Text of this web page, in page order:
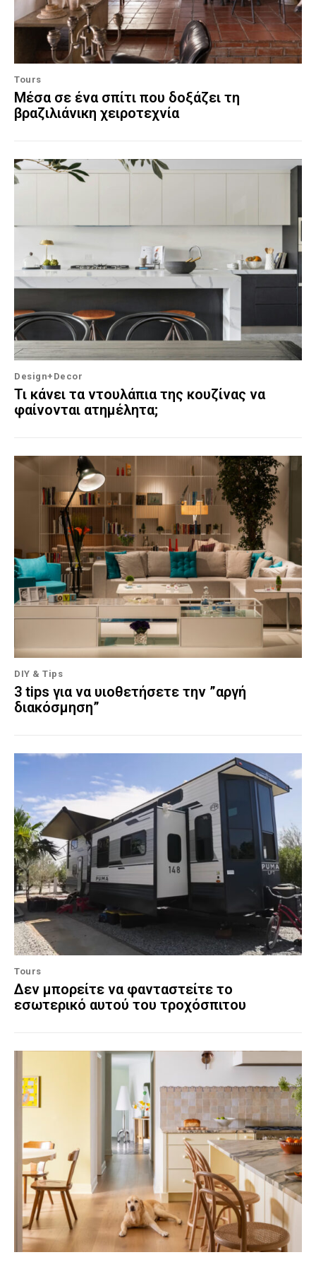
Tours
Μέσα σε ένα σπίτι που δοξάζει τη
βραζιλιάνικη χειροτεχνία
Design+Decor
Τι κάνει τα ντουλάπια της κουζίνας να
φαίνονται ατημέλητα;
DIY & Tips
3 tips για να υιοθετήσετε την ”αργή
διακόσμηση”
Tours
Δεν μπορείτε να φανταστείτε το
εσωτερικό αυτού του τροχόσπιτου